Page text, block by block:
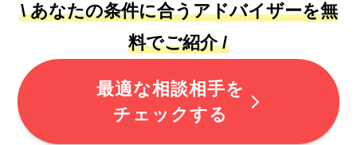
\ あなたの条件に合うアドバイザーを無
料でご紹介 /
最適な相談相手を
チェックする